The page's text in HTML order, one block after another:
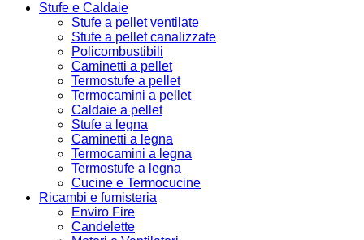
Stufe e Caldaie
Stufe a pellet ventilate
Stufe a pellet canalizzate
Policombustibili
Caminetti a pellet
Termostufe a pellet
Termocamini a pellet
Caldaie a pellet
Stufe a legna
Caminetti a legna
Termocamini a legna
Termostufe a legna
Cucine e Termocucine
Ricambi e fumisteria
Enviro Fire
Candelette